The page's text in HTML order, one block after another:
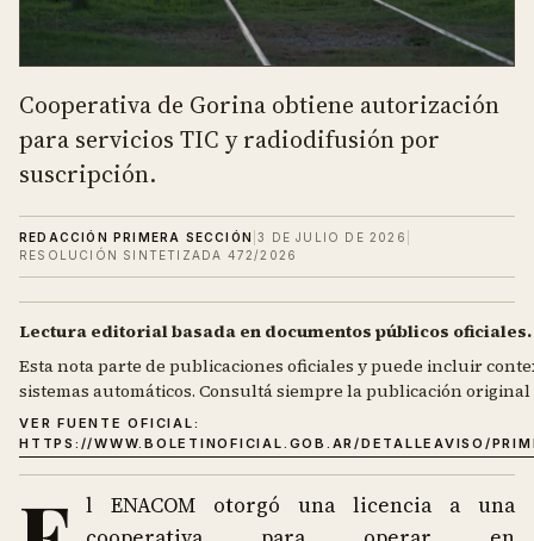
Cooperativa de Gorina obtiene autorización
para servicios TIC y radiodifusión por
suscripción.
REDACCIÓN PRIMERA SECCIÓN |3 DE JULIO DE 2026
RESOLUCIÓN SINTETIZADA 472/2026
Lectura editorial basada en documentos públicos oficiales.
Esta nota parte de publicaciones oficiales y puede incluir
sistemas automáticos. Consultá siempre la publicación
VER FUENTE OFICIAL:
HTTPS://WWW.BOLETINOFICIAL.GOB.AR/DETALLEAVISO/
l ENACOM otorgó una licencia a una